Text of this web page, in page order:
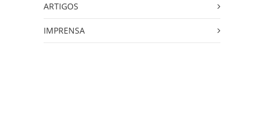
ARTIGOS
IMPRENSA